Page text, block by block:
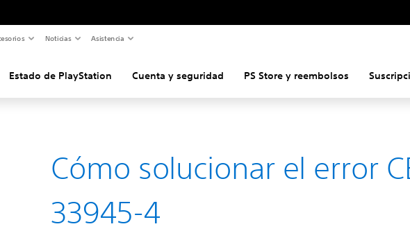
Noticias Asistencia
Estado de PlayStation Cuenta y seguridad PS Store y reembolsos
Cómo solucionar el error
33945-4